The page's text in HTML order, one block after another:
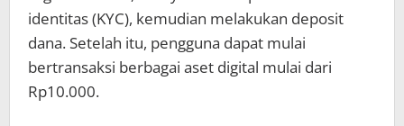
identitas (KYC), kemudian melakukan deposit
dana. Setelah itu, pengguna dapat mulai
bertransaksi berbagai aset digital mulai dari
Rp10.000.